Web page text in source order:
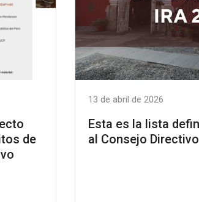
de
13 de abril de 2026
Esta es la lista
al Consejo